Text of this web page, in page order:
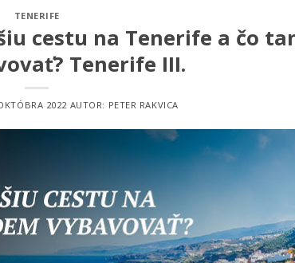
TENERIFE
cestu na Tenerife a čo
Tenerife III.
2022 AUTOR: PETER RAKVICA